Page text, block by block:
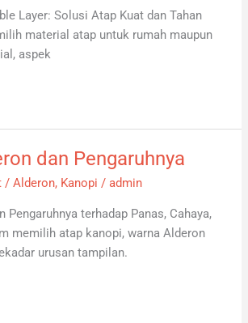
Layer: Solusi Atap Kuat dan Tahan
material atap untuk rumah maupun
aspek
dan Pengaruhnya
/Alderon, Kanopi /admin
Pengaruhnya terhadap Panas, Cahaya,
memilih atap kanopi, warna Alderon
urusan tampilan.